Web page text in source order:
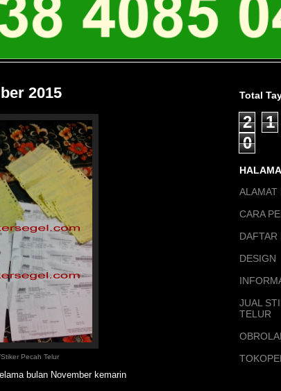
2015
Pecah Telur
bulan November kemarin
Total
2 1
0
ALAMAT
CARA
DAFTAR
DESIGN
JUAL
TELUR